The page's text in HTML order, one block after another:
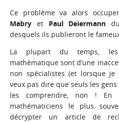
Ce problème va alors
Mabry et Paul Deiermann
desquels ils publieront le
La plupart du temps,
mathématique sont d’une
non spécialistes (et lorsque
veux pas dire que seuls les
les comprendre, non ! En
mathématiciens le plus
décrypter un article de